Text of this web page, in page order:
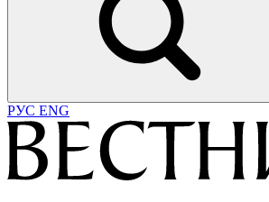
РУС ENG